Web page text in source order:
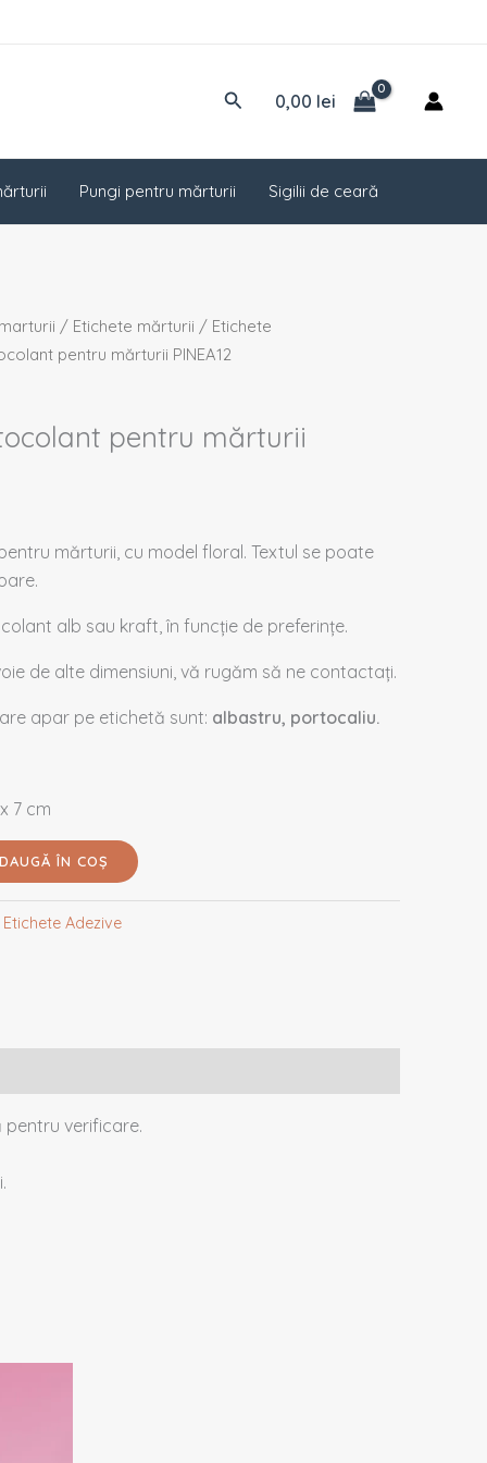
Caută0,00 lei
Pungi pentru mărturii Sigilii de ceară
/ Etichete mărturii / Etichete
pentru mărturii PINEA12
pentru mărturii
mărturii, cu model floral. Textul se poate
alb sau kraft, în funcție de preferințe.
de alte dimensiuni, vă rugăm să ne contactați.
apar pe etichetă sunt: albastru, portocaliu.
7 cm
ÎN COȘ
Etichete Adezive
pentru verificare.